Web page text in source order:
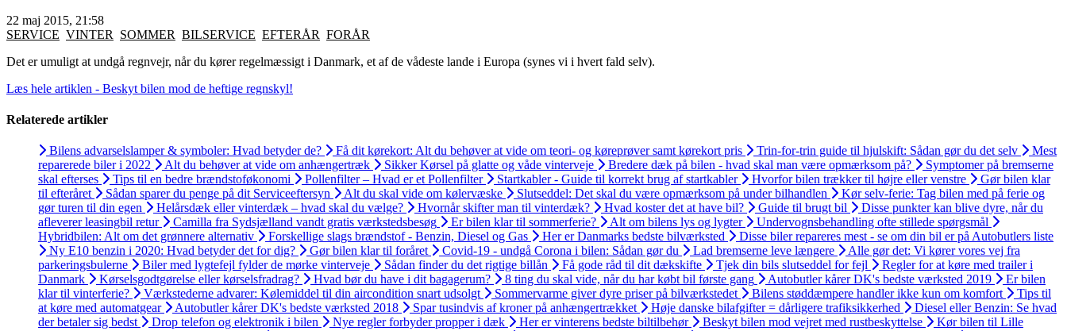
22 maj 2015, 21:58
SERVICE VINTER SOMMER BILSERVICE EFTERÅR FORÅR
Det er umuligt at undgå regnvejr, når du kører regelmæssigt i Danmark, et af de vådeste lande i Europa (synes vi i hvert fald selv).
Læs hele artiklen - Beskyt bilen mod de heftige regnskyl!
Relaterede artikler
Bilens advarselslamper & symboler: Hvad betyder de? Få dit kørekort: Alt du behøver at vide om teori- og køreprøver samt kørekort pris Trin-for-trin guide til hjulskift: Sådan gør du det selv
Mest
reparerede biler i 2022
Alt du behøver at vide om anhængertræk Sikker Kørsel på glatte og våde vinterveje Bredere dæk på bilen - hvad skal man være opmærksom på?
Symptomer på bremserne
skal efterses
Tips til en bedre brændstoføkonomi Pollenfilter – Hvad er et Pollenfilter Startkabler - Guide til korrekt brug af startkabler Hvorfor bilen trækker til højre eller venstre
Gør bilen klar
til efteråret
Sådan sparer du penge på dit Serviceeftersyn Alt du skal vide om kølervæske Slutseddel: Det skal du være opmærksom på under bilhandlen
Kør selv-ferie: Tag bilen med på ferie og
gør turen til din egen
Helårsdæk eller vinterdæk – hvad skal du vælge? Hvornår skifter man til vinterdæk? Hvad koster det at have bil? Guide til brugt bil
Disse punkter kan blive dyre, når du
afleverer leasingbil retur
Camilla fra Sydsjælland vandt gratis værkstedsbesøg Er bilen klar til sommerferie? Alt om bilens lys og lygter
Undervognsbehandling ofte stillede spørgsmål
Hybridbilen: Alt om det grønnere alternativ
Forskellige slags brændstof - Benzin, Diesel og Gas Her er Danmarks bedste bilværksted
Disse biler repareres mest - se om din bil er på Autobutlers liste
Ny E10 benzin i 2020: Hvad betyder det for dig?
Gør bilen klar til foråret Covid-19 - undgå Corona i bilen: Sådan gør du Lad bremserne leve længere
Alle gør det: Vi kører vores vej fra
parkeringsbulerne
Biler med lygtefejl fylder de mørke vinterveje Sådan finder du det rigtige billån Få gode råd til dit dækskifte Tjek din bils slutseddel for fejl
Regler for at køre med trailer i
Danmark
Kørselsgodtgørelse eller kørselsfradrag? Hvad bør du have i dit bagagerum? 8 ting du skal vide, når du har købt bil første gang Autobutler kårer DK's bedste værksted 2019
Er bilen
klar til vinterferie?
Værkstederne advarer: Kølemiddel til din aircondition snart udsolgt Sommervarme giver dyre priser på bilværkstedet Bilens støddæmpere handler ikke kun om komfort
Tips til
at køre med automatgear
Autobutler kårer DK's bedste værksted 2018 Spar tusindvis af kroner på anhængertrækket Høje danske bilafgifter = dårligere trafiksikkerhed
Diesel eller Benzin: Se hvad
der betaler sig bedst
Drop telefon og elektronik i bilen Nye regler forbyder propper i dæk Her er vinterens bedste biltilbehør Beskyt bilen mod vejret med rustbeskyttelse
Kør bilen til Lille